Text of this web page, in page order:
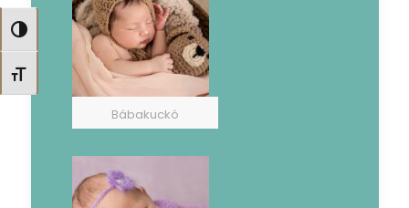
Nagy kontraszt váltása
Betűméret váltása
Bábakuckó